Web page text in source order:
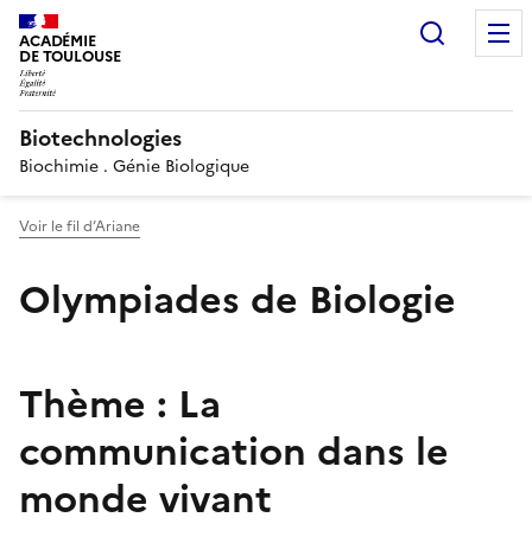
ACADÉMIE
DE TOULOUSE
Biotechnologies
Biochimie . Génie Biologique
Voir le fil d’Ariane
Olympiades de Biologie
Thème : La
communication dans le
monde vivant